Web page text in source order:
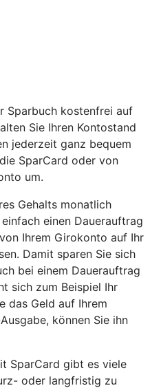
Sparbuch kostenfrei auf
Sie Ihren Kontostand
jederzeit ganz bequem
SparCard oder von
um.
Gehalts monatlich
einen Dauerauftrag
Ihrem Girokonto auf Ihr
Damit sparen Sie sich
bei einem Dauerauftrag
sich zum Beispiel Ihr
das Geld auf Ihrem
können Sie ihn
SparCard gibt es viele
oder langfristig zu